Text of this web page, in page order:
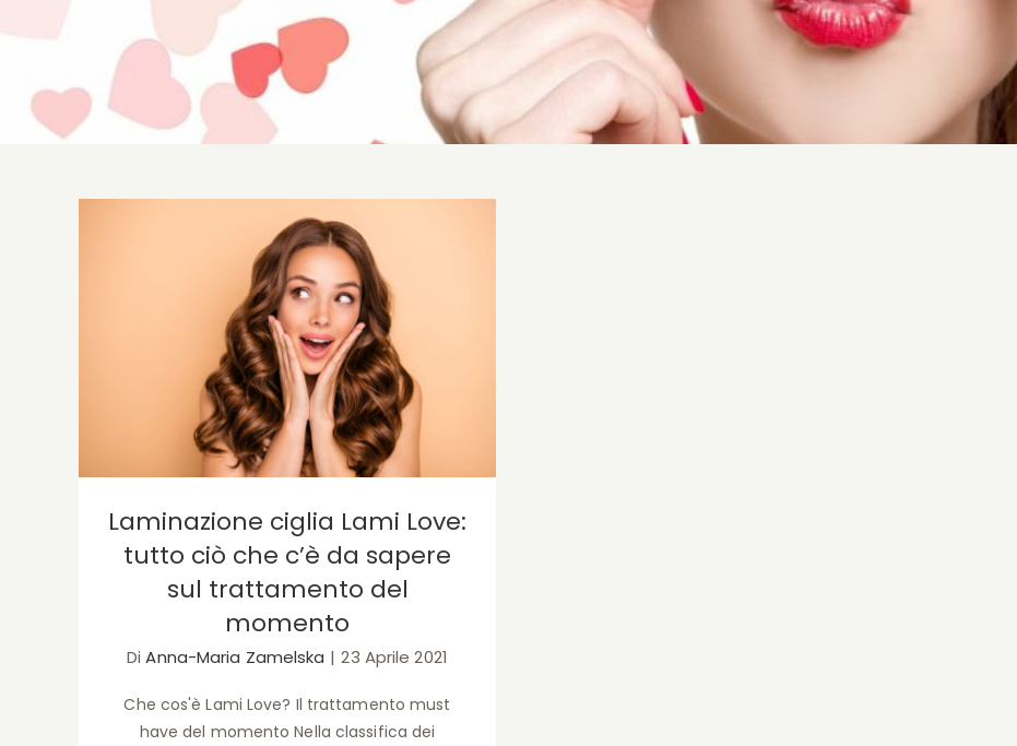
Laminazione ciglia Lami Love: tutto
ciò che c’è da sapere sul
trattamento del momento
Laminazione ciglia Lami Love:
tutto ciò che c’è da sapere
sul trattamento del
momento
DiAnna-Maria Zamelska | 23 Aprile 2021
Che cos'è Lami Love? Il trattamento must
have del momento Nella classifica dei